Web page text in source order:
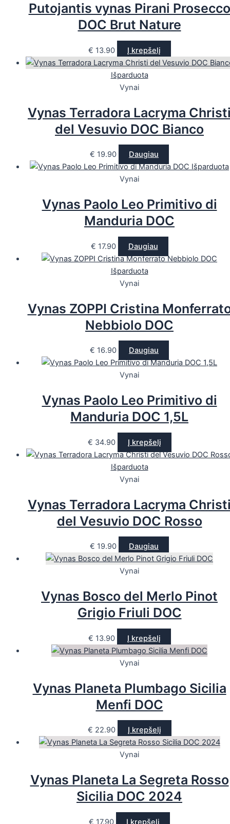
Putojantis vynas Pirani Prosecco
DOC Brut Nature
€ 13.90 Į krepšelį
Išparduota
Vynai
Vynas Terradora Lacryma
del Vesuvio DOC Bianco
€ 19.90
Daugiau
Išparduota
Vynai
Vynas Paolo Leo Primitivo di
Manduria DOC
€ 17.90 Daugiau
Išparduota
Vynai
Vynas ZOPPI Cristina
Nebbiolo DOC
€ 16.90 Daugiau
Vynai
Vynas Paolo Leo Primitivo di
Manduria DOC 1,5L
€ 34.90 Į krepšelį
Išparduota
Vynai
Vynas Terradora Lacryma
del Vesuvio DOC Rosso
€ 19.90 Daugiau
Vynai
Vynas Bosco del Merlo Pinot
Grigio Friuli DOC
€ 13.90 Į krepšelį
Vynai
Vynas Planeta Plumbago Sicilia
Menfi DOC
€ 22.90 Į krepšelį
Vynai
Vynas Planeta La Segreta Rosso
Sicilia DOC 2024
€ 17.90 Į krepšelį